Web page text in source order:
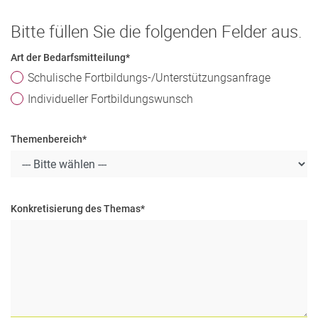
Bitte füllen Sie die folgenden Felder aus.
Art der Bedarfsmitteilung*
Schulische Fortbildungs-/Unterstützungsanfrage
Individueller Fortbildungswunsch
Themenbereich*
Konkretisierung des Themas*